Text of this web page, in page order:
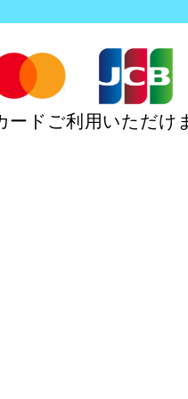
ードご利用いただけ